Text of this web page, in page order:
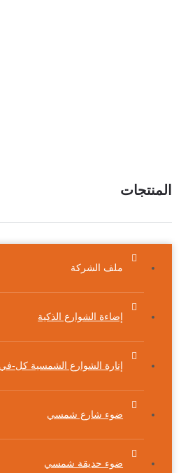
المنتجات
ملف الشركة
إضاءة الشوارع الذكية
إنارة الشوارع الشمسية كل-
ضوء شارع شمسي
ضوء حديقة شمسي